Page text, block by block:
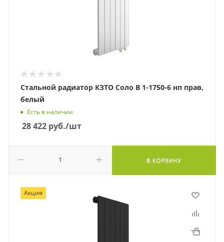
Стальной радиатор КЗТО Соло В 1-1750-6 нп прав,
белый
Есть в наличии
28 422 руб./шт
В КОРЗИНУ
Акция